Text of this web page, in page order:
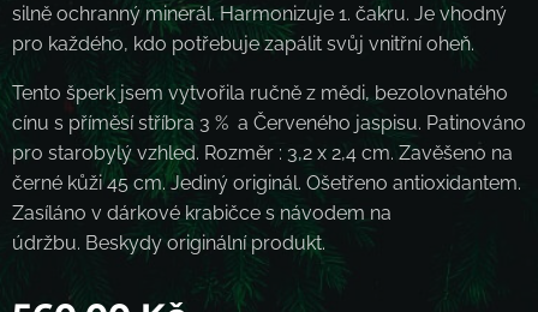
silně ochranný minerál. Harmonizuje 1. čakru. Je vhodný
pro každého, kdo potřebuje zapálit svůj vnitřní oheň.
Tento šperk jsem vytvořila ručně z mědi, bezolovnatého
cínu s příměsí stříbra 3 % a Červeného jaspisu. Patinováno
pro starobylý vzhled. Rozměr : 3,2 x 2,4 cm. Zavěšeno na
černé kůži 45 cm. Jediný originál. Ošetřeno antioxidantem.
Zasíláno v dárkové krabičce s návodem na
údržbu. Beskydy originální produkt.